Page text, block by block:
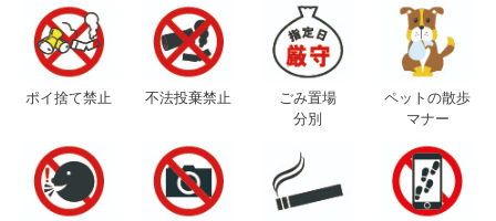
ポイ捨て禁止 不法投棄禁止
ごみ置場
分別
ペットの散歩
マナー